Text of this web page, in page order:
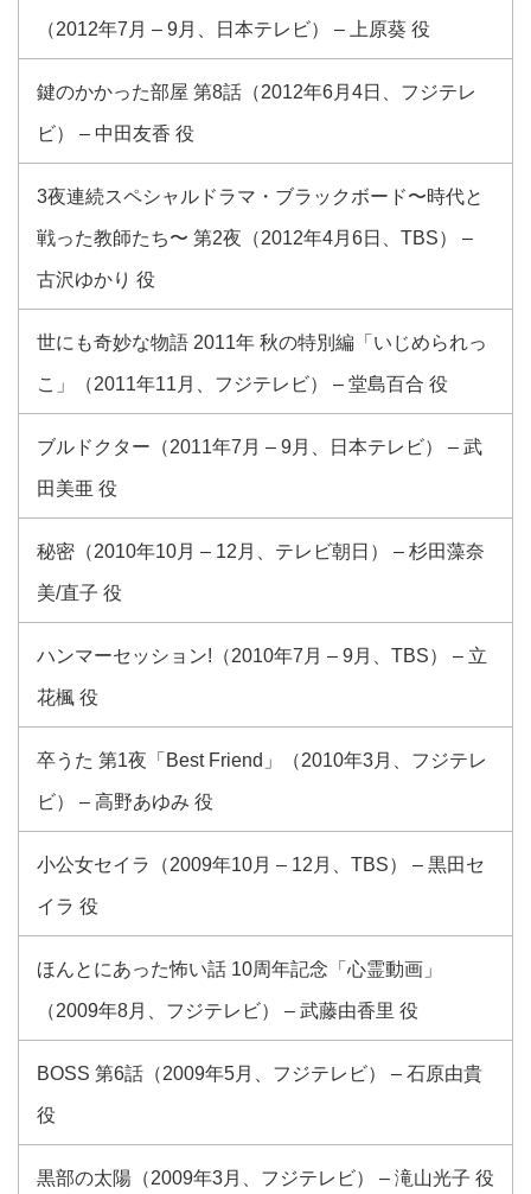
（2012年7月 – 9月、日本テレビ） – 上原葵 役
鍵のかかった部屋 第8話（2012年6月4日、フジテレ
ビ） – 中田友香 役
3夜連続スペシャルドラマ・ブラックボード〜時代と
戦った教師たち〜 第2夜（2012年4月6日、TBS） –
古沢ゆかり 役
世にも奇妙な物語 2011年 秋の特別編「いじめられっ
こ」（2011年11月、フジテレビ） – 堂島百合 役
ブルドクター（2011年7月 – 9月、日本テレビ） – 武
田美亜 役
秘密（2010年10月 – 12月、テレビ朝日） – 杉田藻奈
美/直子 役
ハンマーセッション!（2010年7月 – 9月、TBS） – 立
花楓 役
卒うた 第1夜「Best Friend」（2010年3月、フジテレ
ビ） – 高野あゆみ 役
小公女セイラ（2009年10月 – 12月、TBS） – 黒田セ
イラ 役
ほんとにあった怖い話 10周年記念「心霊動画」
（2009年8月、フジテレビ） – 武藤由香里 役
BOSS 第6話（2009年5月、フジテレビ） – 石原由貴
役
黒部の太陽（2009年3月、フジテレビ） – 滝山光子 役